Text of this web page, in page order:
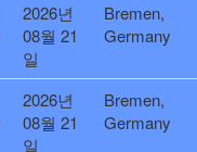
2026년
08월 21
일
Bremen,
Germany
2026년
08월 21
일
Bremen,
Germany